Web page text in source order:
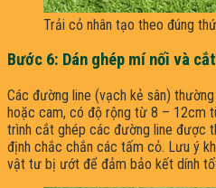
Trải cỏ nhân tạo theo đúng
Bước 6: Dán ghép mí nối và
Các đường line (vạch kẻ sân)
hoặc cam, có độ rộng từ 8 – 12cm
trình cắt ghép các đường line được
định chắc chắn các tấm cỏ. Lưu ý
vật tư bị ướt để đảm bảo kết dính